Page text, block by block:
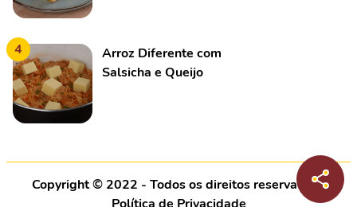
4
Arroz Diferente com
Salsicha e Queijo
Copyright © 2022 - Todos os direitos reservados |